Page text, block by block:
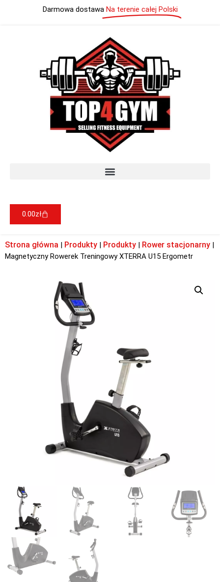
Darmowa dostawa Na terenie całej Polski
0.00zł
Strona główna Produkty Produkty Rower stacjonarny
Magnetyczny Rowerek Treningowy XTERRA U15 Ergometr